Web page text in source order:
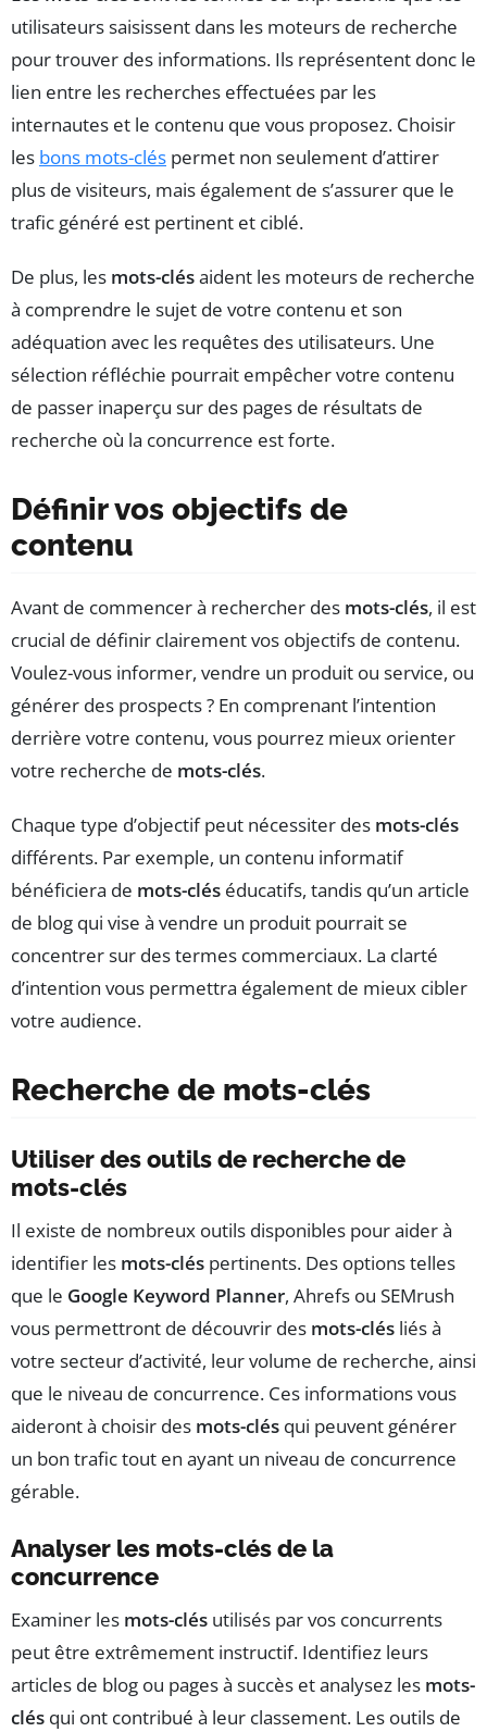
utilisateurs saisissent dans les moteurs de recherche
pour trouver des informations. Ils représentent donc le
lien entre les recherches effectuées par les
internautes et le contenu que vous proposez. Choisir
les bons mots-clés permet non seulement d’attirer
plus de visiteurs, mais également de s’assurer que le
trafic généré est pertinent et ciblé.
De plus, les mots-clésaident les moteurs de recherche
à comprendre le sujet de votre contenu et son
adéquation avec les requêtes des utilisateurs. Une
sélection réfléchie pourrait empêcher votre contenu
de passer inaperçu sur des pages de résultats de
recherche où la concurrence est forte.
Définir vos objectifs de
contenu
Avant de commencer à rechercher des mots-clés, il est
crucial de définir clairement vos objectifs de contenu.
Voulez-vous informer, vendre un produit ou service, ou
générer des prospects ? En comprenant l’intention
derrière votre contenu, vous pourrez mieux orienter
votre recherche de mots-clés.
Chaque type d’objectif peut nécessiter des mots-clés
différents. Par exemple, un contenu informatif
bénéficiera de mots-clés éducatifs, tandis qu’un article
de blog qui vise à vendre un produit pourrait se
concentrer sur des termes commerciaux. La clarté
d’intention vous permettra également de mieux cibler
votre audience.
Recherche de mots-clés
Utiliser des outils de recherche de
mots-clés
Il existe de nombreux outils disponibles pour aider à
identifier les mots-clés pertinents. Des options telles
que le Google Keyword Planner, Ahrefs ou SEMrush
vous permettront de découvrir des mots-clés liés à
votre secteur d’activité, leur volume de recherche, ainsi
que le niveau de concurrence. Ces informations vous
aideront à choisir des mots-clés qui peuvent générer
un bon trafic tout en ayant un niveau de concurrence
gérable.
Analyser les mots-clés de la
concurrence
Examiner les mots-clés utilisés par vos concurrents
peut être extrêmement instructif. Identifiez leurs
articles de blog ou pages à succès et analysez les mots-
clés qui ont contribué à leur classement. Les outils de